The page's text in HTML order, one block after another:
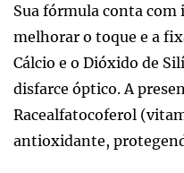
Sua fórmula conta com
melhorar o toque e a
Cálcio e o Dióxido de
disfarce óptico. A
Racealfatocoferol
antioxidante,